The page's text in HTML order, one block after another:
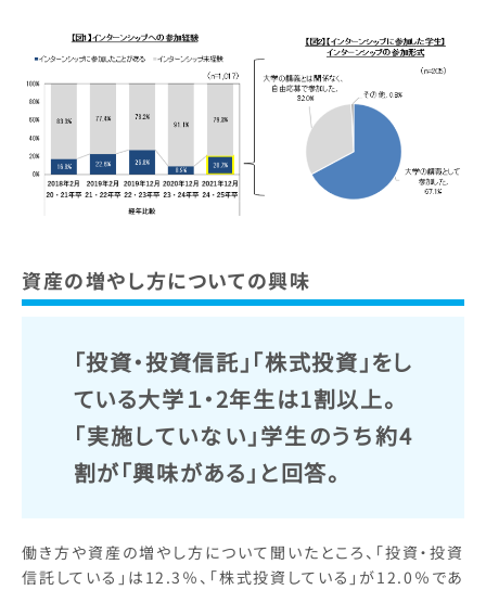
資産の増やし方についての興味
「投資・投資信託」「株式投資」をし
ている大学１・2年生は1割以上。
「実施していない」学生のうち約4
割が「興味がある」と回答。
働き方や資産の増やし方について聞いたところ、「投資・投資
信託している」は12.3％、「株式投資している」が12.0％であ